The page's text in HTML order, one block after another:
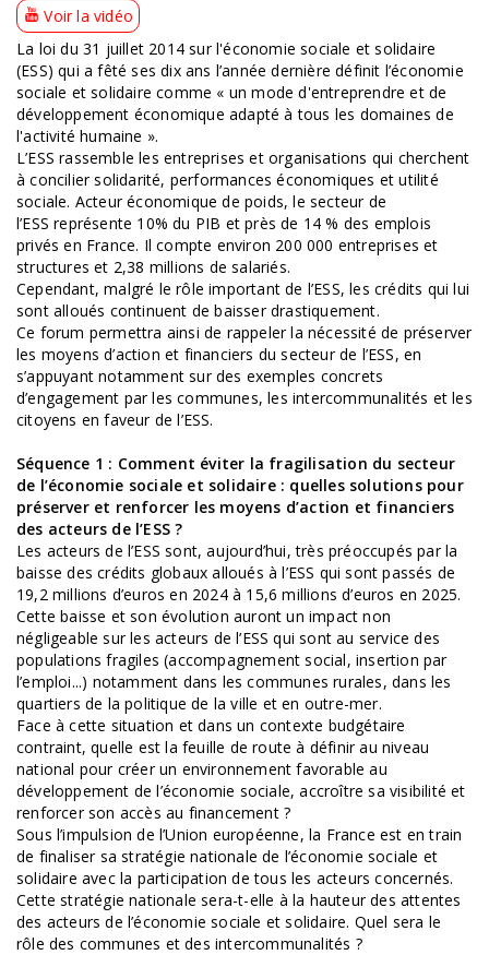
Voir la vidéo
La loi du 31 juillet 2014 sur l'économie sociale et solidaire
(ESS) qui a fêté ses dix ans l’année dernière définit l’économie
sociale et solidaire comme « un mode d'entreprendre et de
développement économique adapté à tous les domaines de
l'activité humaine ».
L’ESS rassemble les entreprises et organisations qui cherchent
à concilier solidarité, performances économiques et utilité
sociale. Acteur économique de poids, le secteur de
l’ESS représente 10% du PIB et près de 14 % des emplois
privés en France. Il compte environ 200 000 entreprises et
structures et 2,38 millions de salariés.
Cependant, malgré le rôle important de l’ESS, les crédits qui lui
sont alloués continuent de baisser drastiquement.
Ce forum permettra ainsi de rappeler la nécessité de préserver
les moyens d’action et financiers du secteur de l’ESS, en
s’appuyant notamment sur des exemples concrets
d’engagement par les communes, les intercommunalités et les
citoyens en faveur de l’ESS.
Séquence 1 : Comment éviter la fragilisation du secteur
de l’économie sociale et solidaire : quelles solutions pour
préserver et renforcer les moyens d’action et financiers
des acteurs de l’ESS ?
Les acteurs de l’ESS sont, aujourd’hui, très préoccupés par la
baisse des crédits globaux alloués à l’ESS qui sont passés de
19,2 millions d’euros en 2024 à 15,6 millions d’euros en 2025.
Cette baisse et son évolution auront un impact non
négligeable sur les acteurs de l’ESS qui sont au service des
populations fragiles (accompagnement social, insertion par
l’emploi...) notamment dans les communes rurales, dans les
quartiers de la politique de la ville et en outre-mer.
Face à cette situation et dans un contexte budgétaire
contraint, quelle est la feuille de route à définir au niveau
national pour créer un environnement favorable au
développement de l’économie sociale, accroître sa visibilité et
renforcer son accès au financement ?
Sous l’impulsion de l’Union européenne, la France est en train
de finaliser sa stratégie nationale de l’économie sociale et
solidaire avec la participation de tous les acteurs concernés.
Cette stratégie nationale sera-t-elle à la hauteur des attentes
des acteurs de l’économie sociale et solidaire. Quel sera le
rôle des communes et des intercommunalités ?